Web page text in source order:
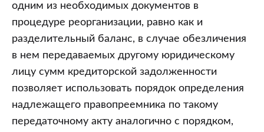
одним из необходимых документов в
процедуре реорганизации, равно как и
разделительный баланс, в случае обезличения
в нем передаваемых другому юридическому
лицу сумм кредиторской задолженности
позволяет использовать порядок определения
надлежащего правопреемника по такому
передаточному акту аналогично с порядком,